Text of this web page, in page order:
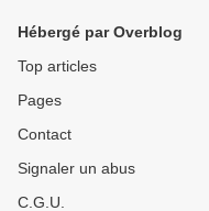
Hébergé par Overblog
Top articles
Pages
Contact
Signaler un abus
C.G.U.